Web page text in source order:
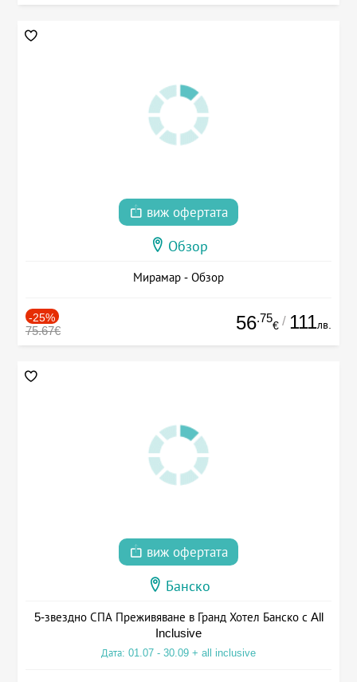
виж офертата
Обзор
Мирамар - Обзор
-25%
75.67€ 56.75
€ / 111лв.
виж офертата
Банско
5-звездно СПА Преживяване в Гранд Хотел Банско с All
Inclusive
Дата: 01.07 - 30.09 + all inclusive